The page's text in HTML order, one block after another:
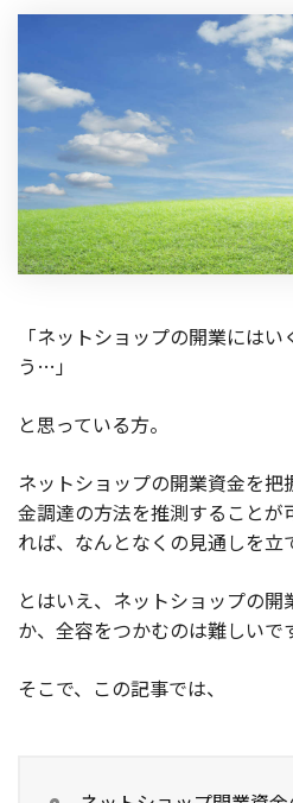
ショッピングモール型 EC
マルチテナント、マルチブランドなど
通販受注対応
ECと通販の連動を可能に
EC運用支援
継続的に結果を出し続けるECサイトへ
ライセンス契約
導入事例
03-
「ネットショップの開業には
う…」
と思っている方。
ネットショップの開業資金を
金調達の方法を推測することが
れば、なんとなくの見通しを立
とはいえ、ネットショップの
か、全容をつかむのは難しいで
そこで、この記事では、